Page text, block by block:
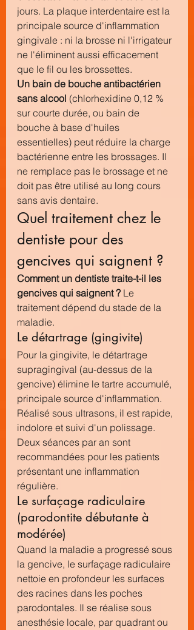
jours. La plaque interdentaire est la
principale source d'inflammation
gingivale : ni la brosse ni l'irrigateur
ne l'éliminent aussi efficacement
que le fil ou les brossettes.
Un bain de bouche antibactérien
sans alcool (chlorhexidine 0,12 %
sur courte durée, ou bain de
bouche à base d'huiles
essentielles) peut réduire la charge
bactérienne entre les brossages. Il
ne remplace pas le brossage et ne
doit pas être utilisé au long cours
sans avis dentaire.
Quel traitement chez le
dentiste pour des
gencives qui saignent ?
Comment un dentiste traite-t-il les
gencives qui saignent ? Le
traitement dépend du stade de la
maladie.
Le détartrage (gingivite)
Pour la gingivite, le détartrage
supragingival (au-dessus de la
gencive) élimine le tartre accumulé,
principale source d'inflammation.
Réalisé sous ultrasons, il est rapide,
indolore et suivi d'un polissage.
Deux séances par an sont
recommandées pour les patients
présentant une inflammation
régulière.
Le surfaçage radiculaire
(parodontite débutante à
modérée)
Quand la maladie a progressé sous
la gencive, le surfaçage radiculaire
nettoie en profondeur les surfaces
des racines dans les poches
parodontales. Il se réalise sous
anesthésie locale, par quadrant ou